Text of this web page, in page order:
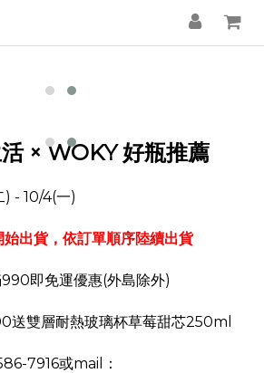
× WOKY 好瓶推薦
- 10/4(一)
出貨，依訂單順序陸續出貨
即免運優惠(外島除外)
送雙層耐熱玻璃杯草莓甜芯250ml
7916或mail：